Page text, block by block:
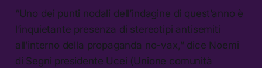
“Uno dei punti nodali dell’indagine di quest’anno è
l’inquietante presenza di stereotipi antisemiti
all’interno della propaganda no-vax,” dice Noemi
di Segni presidente Ucei (Unione comunità